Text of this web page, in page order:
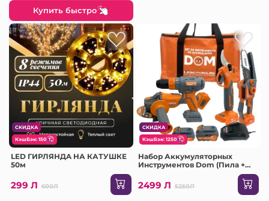
Купить быстро
СКИДКА
КэшБэк: 150
LED ГИРЛЯНДA НА КАТУШКЕ
50м
299 Л 600Л
СКИДКА
КэшБэк: 1250
Набор Аккумуляторных
Инструментов Dom (Пила +
Секатор + Болгарка + Дрель)
(VOR82785)
2499 Л 5250Л